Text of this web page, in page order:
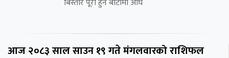
आज २०८३ साल साउन १९ गते मंगलवारको राशिफल